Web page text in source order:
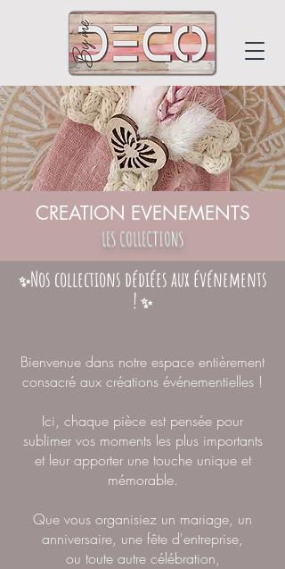
DECO BY ME
CREATION EVENEMENTS
LES COLLECTIONS
✨Nos collections dédiées aux événements
! ✨
Bienvenue dans notre espace entièrement
consacré aux créations événementielles !
Ici, chaque pièce est pensée pour
sublimer vos moments les plus importants
et leur apporter une touche unique et
mémorable.
Que vous organisiez un mariage, un
anniversaire, une fête d'entreprise,
ou toute autre célébration,